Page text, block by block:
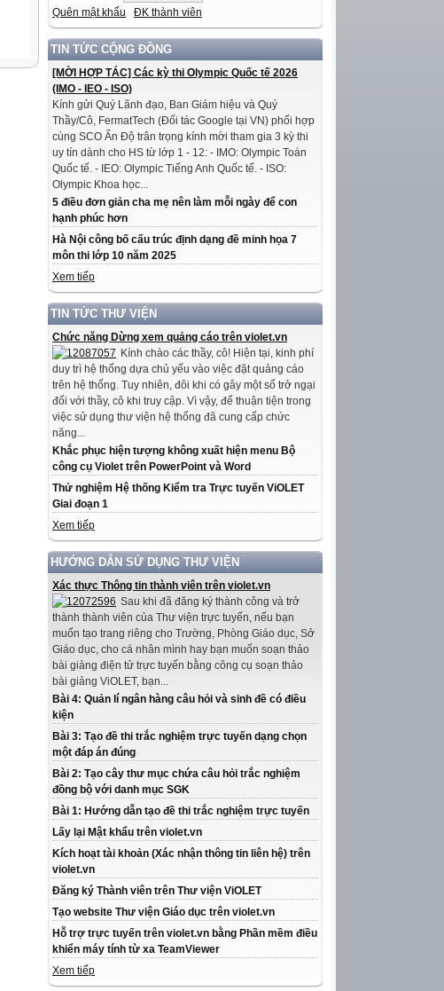
Quên mật khẩu ĐK thành viên
TIN TỨC CỘNG ĐỒNG
[MỜI HỢP TÁC] Các kỳ thi Olympic Quốc tế 2026
(IMO - IEO - ISO)
Kính gửi Quý Lãnh đạo, Ban Giám hiệu và Quý
Thầy/Cô, FermatTech (Đối tác Google tại VN) phối hợp
cùng SCO Ấn Độ trân trọng kính mời tham gia 3 kỳ thi
uy tín dành cho HS từ lớp 1 - 12: - IMO: Olympic Toán
Quốc tế. - IEO: Olympic Tiếng Anh Quốc tế. - ISO:
Olympic Khoa học...
5 điều đơn giản cha mẹ nên làm mỗi ngày để con
hạnh phúc hơn
Hà Nội công bố cấu trúc định dạng đề minh họa 7
môn thi lớp 10 năm 2025
Xem tiếp
TIN TỨC THƯ VIỆN
Chức năng Dừng xem quảng cáo trên violet.vn
Kính chào các thầy, cô! Hiện tại, kinh phí
duy trì hệ thống dựa chủ yếu vào việc đặt quảng cáo
trên hệ thống. Tuy nhiên, đôi khi có gây một số trở ngại
đối với thầy, cô khi truy cập. Vì vậy, để thuận tiện trong
việc sử dụng thư viện hệ thống đã cung cấp chức
năng...
Khắc phục hiện tượng không xuất hiện menu Bộ
công cụ Violet trên PowerPoint và Word
Thử nghiệm Hệ thống Kiểm tra Trực tuyến ViOLET
Giai đoạn 1
Xem tiếp
HƯỚNG DẪN SỬ DỤNG THƯ VIỆN
Xác thực Thông tin thành viên trên violet.vn
Sau khi đã đăng ký thành công và trở
thành thành viên của Thư viện trực tuyến, nếu bạn
muốn tạo trang riêng cho Trường, Phòng Giáo dục, Sở
Giáo dục, cho cá nhân mình hay bạn muốn soạn thảo
bài giảng điện tử trực tuyến bằng công cụ soạn thảo
bài giảng ViOLET, bạn...
Bài 4: Quản lí ngân hàng câu hỏi và sinh đề có điều
kiện
Bài 3: Tạo đề thi trắc nghiệm trực tuyến dạng chọn
một đáp án đúng
Bài 2: Tạo cây thư mục chứa câu hỏi trắc nghiệm
đồng bộ với danh mục SGK
Bài 1: Hướng dẫn tạo đề thi trắc nghiệm trực tuyến
Lấy lại Mật khẩu trên violet.vn
Kích hoạt tài khoản (Xác nhận thông tin liên hệ) trên
violet.vn
Đăng ký Thành viên trên Thư viện ViOLET
Tạo website Thư viện Giáo dục trên violet.vn
Hỗ trợ trực tuyến trên violet.vn bằng Phần mềm điều
khiển máy tính từ xa TeamViewer
Xem tiếp